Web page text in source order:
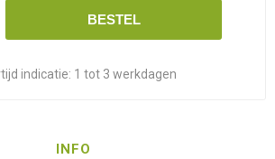
BESTEL
indicatie: 1 tot 3 werkdagen
INFO